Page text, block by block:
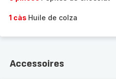
1 càs Huile de colza
Accessoires